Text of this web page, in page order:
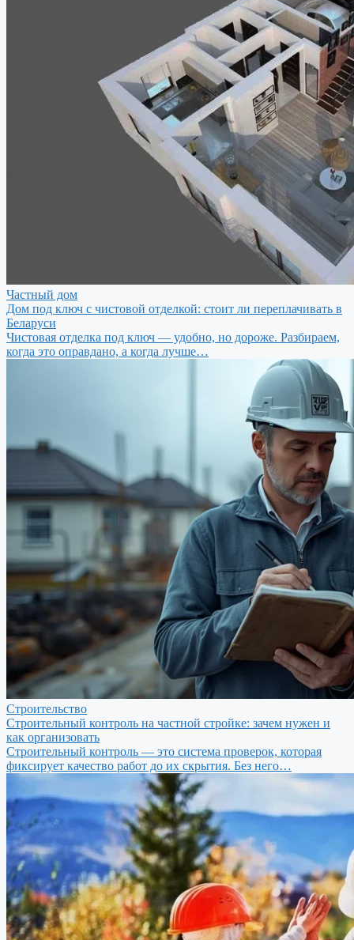
Частный дом
Дом под ключ с чистовой отделкой: стоит ли переплачивать в
Беларуси
Чистовая отделка под ключ — удобно, но дороже. Разбираем,
когда это оправдано, а когда лучше…
Строительство
Строительный контроль на частной стройке: зачем нужен и
как организовать
Строительный контроль — это система проверок, которая
фиксирует качество работ до их скрытия. Без него…